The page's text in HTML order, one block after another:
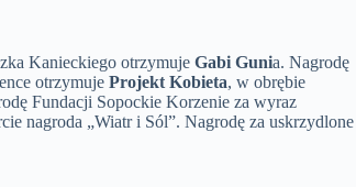
Kanieckiego otrzymuje Gabi Gunia. Nagrodę
otrzymuje Projekt Kobieta, w obrębie
Fundacji Sopockie Korzenie za wyraz
nagroda „Wiatr i Sól”. Nagrodę za uskrzydlone